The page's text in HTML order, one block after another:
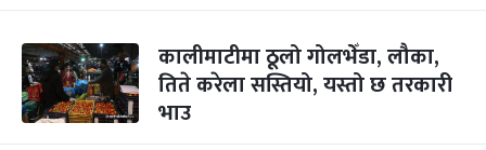
कालीमाटीमा ठूलो गोलभेँडा, लौका,
तिते करेला सस्तियो, यस्तो छ तरकारी
भाउ